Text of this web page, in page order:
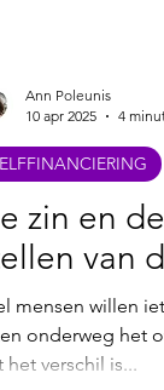
zin en
van
mensen willen
onderweg het
het verschil is...
Ann Poleunis
10 apr 2025
4